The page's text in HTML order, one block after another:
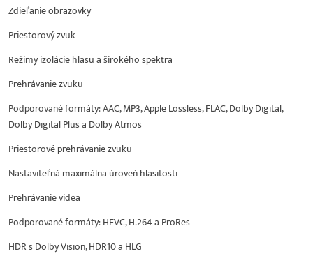
Zdieľanie obrazovky
Priestorový zvuk
Režimy izolácie hlasu a širokého spektra
Prehrávanie zvuku
Podporované formáty: AAC, MP3, Apple Lossless, FLAC, Dolby Digital,
Dolby Digital Plus a Dolby Atmos
Priestorové prehrávanie zvuku
Nastaviteľná maximálna úroveň hlasitosti
Prehrávanie videa
Podporované formáty: HEVC, H.264 a ProRes
HDR s Dolby Vision, HDR10 a HLG